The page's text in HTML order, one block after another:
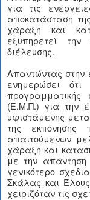
για τις
αποκατάσταση
χάραξη και
εξυπηρετεί
διέλευσης.
Απαντώντας στην
ενημερώσει
(Ε.Μ.Π.) για την
υφιστάμενης
της
απαιτούμενων
χάραξη και
με την απάντηση
γενικότερο
Σκάλας και
χειριζόταν τις